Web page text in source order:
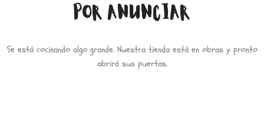
POR ANUNCIAR
Se está cocinando algo grande. Nuestra tienda está en obras y pronto
abrirá sus puertas.